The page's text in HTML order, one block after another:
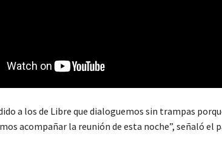
a los de Libre que dialoguemos sin trampas
acompañar la reunión de esta noche”, señaló el